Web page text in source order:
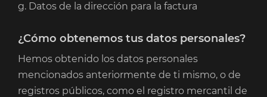
g. Datos de la dirección para la factura
¿Cómo obtenemos tus datos personales?
Hemos obtenido los datos personales
mencionados anteriormente de ti mismo, o de
registros públicos, como el registro mercantil de